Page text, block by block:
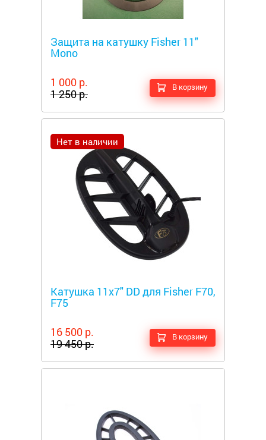
Защита на катушку Fisher 11"
Mono
1 000 р.
1 250 р.
В корзину
Нет в наличии
Катушка 11х7" DD для Fisher F70,
F75
16 500 р.
19 450 р.
В корзину